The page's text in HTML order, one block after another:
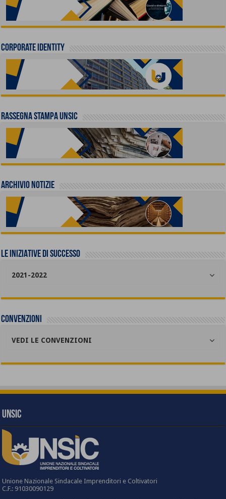
Corporate identity
Rassegna stampa UNSIC
Archivio Notizie
LE INIZIATIVE DI SUCCESSO
2021-2022
Convenzioni
VEDI LE CONVENZIONI
UNSIC
Unione Nazionale Sindacale Imprenditori e Coltivatori
C.F.: 91030090129